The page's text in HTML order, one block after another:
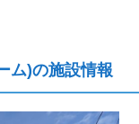
ム)の施設情報